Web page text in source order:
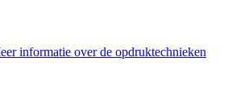
informatie over de opdruktechnieken